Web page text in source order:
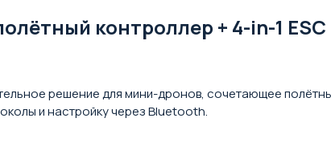
контроллер + 4-in-1 ESC
решение для мини-дронов, сочетающее
и настройку через Bluetooth.